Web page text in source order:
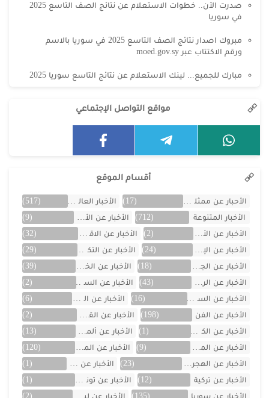
صدرت الآن.. خطوات الاستعلام عن نتائج الصف التاسع 2025
في سوريا
مبروك اصدار نتائج الصف التاسع 2025 في سوريا بالاسم
ورقم الاكتتاب عبر moed.gov.sy
مبارك للجميع... لينك الاستعلام عن نتائج التاسع سوريا 2025
مواقع التواصل الإجتماعي
أقسام الموقع
الأحبار عن ممثلين الخليج (17) الأخبار العالمية
(517)
الأخبار المتنوعة
(712) الأخبار عن الأردن
(9)
الأخبار عن الأفلام
(2) الأخبار عن الاقتصاد
(32)
الأخبار عن الإمارات
(24) الأخبار عن التكنولوجيا
(29)
الأخبار عن الجزائر
(18) الأخبار عن الخليج
(39)
الأخبار عن الرياضة
(43) الأخبار عن السعودية
(2)
الأخبار عن السيارات
(16) الأخبار عن العراق
(6)
الأخبار عن الفن
(198) الأخبار عن القصص
(2)
الأخبار عن الكويت
(1) الأخبار عن ألمانيا
(13)
الأخبار عن المسلسلات
(9) الأخبار عن المشاهير
(120)
الأخبار عن الهجرة والسفر
(23) الأخبار عن اليمن
(1)
الأخبار عن تركية
(12) الأخبار عن تونس
(1)
الأخبار عن سوريا
(135) الأخبار عن لبنان (2)